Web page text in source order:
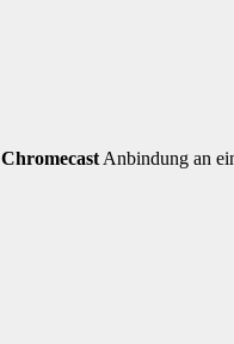
Chromecast Anbindung an